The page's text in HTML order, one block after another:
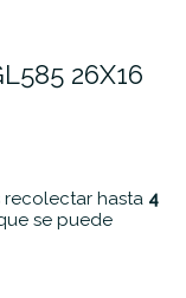
26X16
hasta 4
se puede